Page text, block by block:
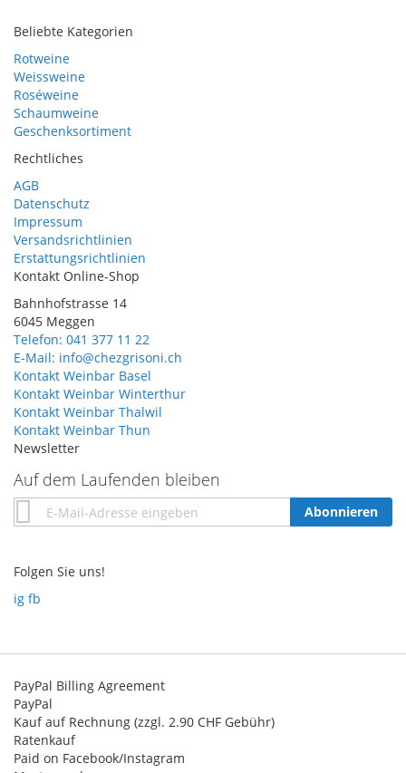
Beliebte Kategorien
Rotweine
Weissweine
Roséweine
Schaumweine
Geschenksortiment
Rechtliches
AGB
Datenschutz
Impressum
Versandsrichtlinien
Erstattungsrichtlinien
Kontakt Online-Shop
Bahnhofstrasse 14
6045 Meggen
Telefon: 041 377 11 22
E-Mail: info@chezgrisoni.ch
Kontakt Weinbar Basel
Kontakt Weinbar Winterthur
Kontakt Weinbar Thalwil
Kontakt Weinbar Thun
Newsletter
Auf dem Laufenden bleiben
Annmeldung
zum
Abonnieren
Folgen Sie uns!
ig fb
PayPal Billing Agreement
PayPal
Kauf auf Rechnung (zzgl. 2.90 CHF Gebühr)
Ratenkauf
Paid on Facebook/Instagram